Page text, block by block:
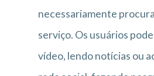
necessariamente
serviço. Os usuários
vídeo, lendo notícias ou